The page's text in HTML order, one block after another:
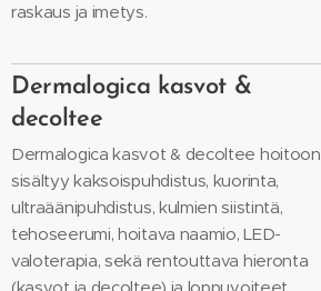
raskaus ja imetys.
Dermalogica kasvot &
decoltee
Dermalogica kasvot & decoltee hoitoon
sisältyy kaksoispuhdistus, kuorinta,
ultraäänipuhdistus, kulmien siistintä,
tehoseerumi, hoitava naamio, LED-
valoterapia, sekä rentouttava hieronta